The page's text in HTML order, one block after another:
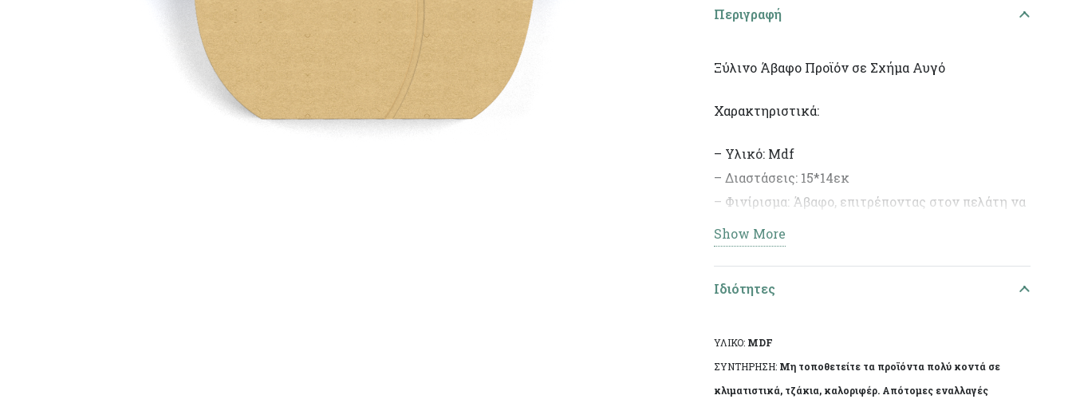
Περιγραφή
Ξύλινο Άβαφο Προϊόν σε Σχήμα Αυγό
Χαρακτηριστικά:
– Υλικό: Mdf
– Διαστάσεις: 15*14εκ
– Φινίρισμα: Άβαφο, επιτρέποντας στον πελάτη να
διακοσμήσει το προϊόν σύμφωνα με το προσωπικό
του γούστο.
δημιουργίες.
Show More
Ιδιότητες
ΥΛΙΚΟ: MDF
ΣΥΝΤΗΡΗΣΗ: Μη τοποθετείτε τα προϊόντα πολύ κοντά σε
κλιματιστικά, τζάκια, καλοριφέρ. Απότομες εναλλαγές